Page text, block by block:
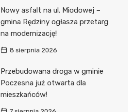
Nowy asfalt na ul. Miodowej –
gmina Rędziny ogłasza przetarg
na modernizację!
8 sierpnia 2026
Przebudowana droga w gminie
Poczesna już otwarta dla
mieszkańców!